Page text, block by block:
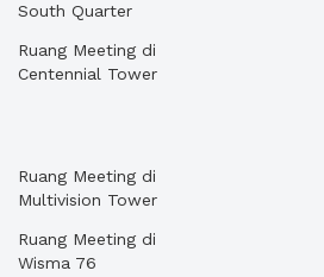
South Quarter
Ruang Meeting di
Centennial Tower
Ruang Meeting di
Multivision Tower
Ruang Meeting di
Wisma 76